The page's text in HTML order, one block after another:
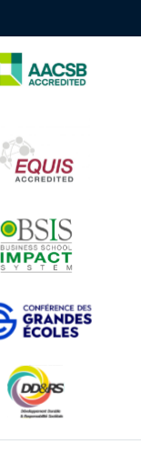
IMAGE
IMAGE